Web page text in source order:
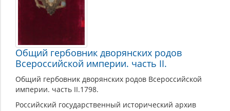
Общий гербовник дворянских родов
Всероссийской империи. часть II.
Общий гербовник дворянских родов Всероссийской
империи. часть II.1798.
Российский государственный исторический архив